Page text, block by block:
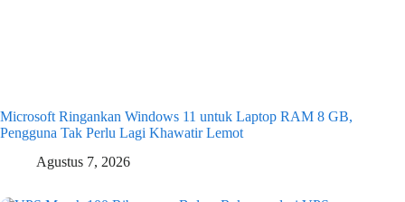
Microsoft Ringankan Windows 11 untuk Laptop RAM 8 GB,
Pengguna Tak Perlu Lagi Khawatir Lemot
Agustus 7, 2026